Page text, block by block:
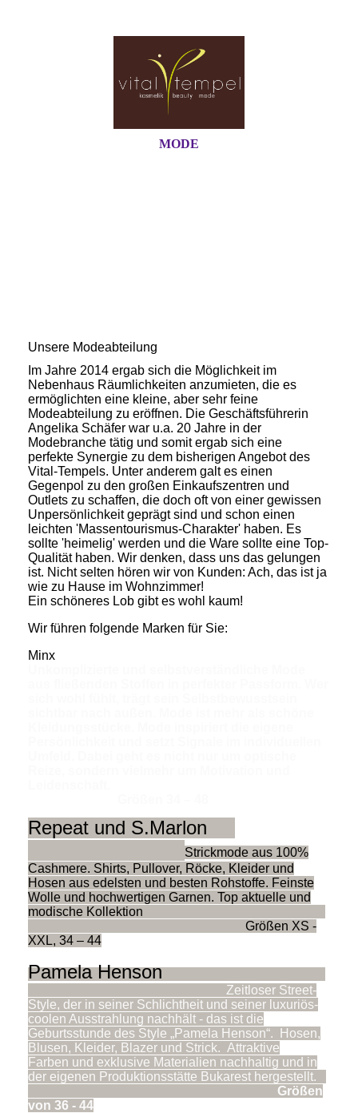
MODE
Unsere Modeabteilung
Im Jahre 2014 ergab sich die Möglichkeit im
Nebenhaus Räumlichkeiten anzumieten, die es
ermöglichten eine kleine, aber sehr feine
Modeabteilung zu eröffnen. Die Geschäftsführerin
Angelika Schäfer war u.a. 20 Jahre in der
Modebranche tätig und somit ergab sich eine
perfekte Synergie zu dem bisherigen Angebot des
Vital-Tempels. Unter anderem galt es einen
Gegenpol zu den großen Einkaufszentren und
Outlets zu schaffen, die doch oft von einer gewissen
Unpersönlichkeit geprägt sind und schon einen
leichten 'Massentourismus-Charakter' haben. Es
sollte 'heimelig' werden und die Ware sollte eine Top-
Qualität haben. Wir denken, dass uns das gelungen
ist. Nicht selten hören wir von Kunden: Ach, das ist ja
wie zu Hause im Wohnzimmer!
Ein schöneres Lob gibt es wohl kaum!
Wir führen folgende Marken für Sie:
Minx
Repeat und S.Marlon
Strickmode aus 100%
Cashmere. Shirts, Pullover, Röcke, Kleider und
Hosen aus edelsten und besten Rohstoffe. Feinste
Wolle und hochwertigen Garnen. Top aktuelle und
modische Kollektion
Größen XS -
XXL, 34 – 44
Pamela Henson
Zeitloser Street-
Style, der in seiner Schlichtheit und seiner luxuriös-
coolen Ausstrahlung nachhält - das ist die
Geburtsstunde des Style „Pamela Henson“. Hosen,
Blusen, Kleider, Blazer und Strick. Attraktive
Farben und exklusive Materialien nachhaltig und in
der eigenen Produktionsstätte Bukarest hergestellt.
Größen
von 36 - 44